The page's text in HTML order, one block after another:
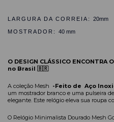
LARGURA DA CORREIA: 20mm
MOSTRADOR: 40 mm
O DESIGN CLÁSSICO ENCONTRA
no Brasil 🇧🇷
A coleção Mesh -Feito de Aço
um mostrador branco e uma pulseira
elegante. Este relógio eleva sua roupa
O Relógio Minimalista Dourado Mesh